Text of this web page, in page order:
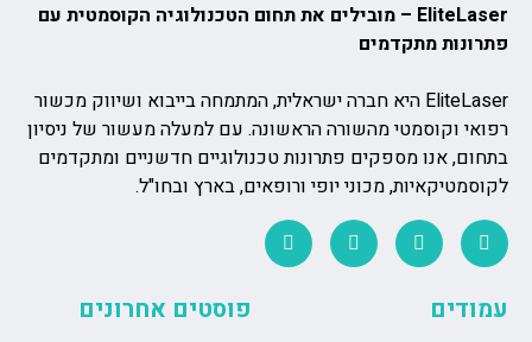
EliteLaser – מובילים את תחום הטכנולוגיה הקוסמטית עם
פתרונות מתקדמים
EliteLaser היא חברה ישראלית, המתמחה בייבוא ושיווק מכשור
רפואי וקוסמטי מהשורה הראשונה. עם למעלה מעשור של ניסיון
בתחום, אנו מספקים פתרונות טכנולוגיים חדשניים ומתקדמים
לקוסמטיקאיות, מכוני יופי ורופאים, בארץ ובחו"ל.
עמודים פוסטים אחרונים